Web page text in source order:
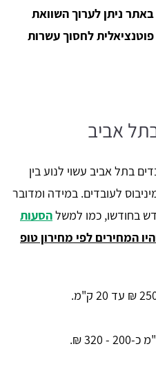
באתר ניתן לערוך השוואת
לחסוך עשרות
אביב
בתל אביב עשוי לנוע בין
השכרת מיניבוס לעובדים. במידה ומדובר
בחודשו, כמו למשלהסעות
המחירים לפי מחירון טופ